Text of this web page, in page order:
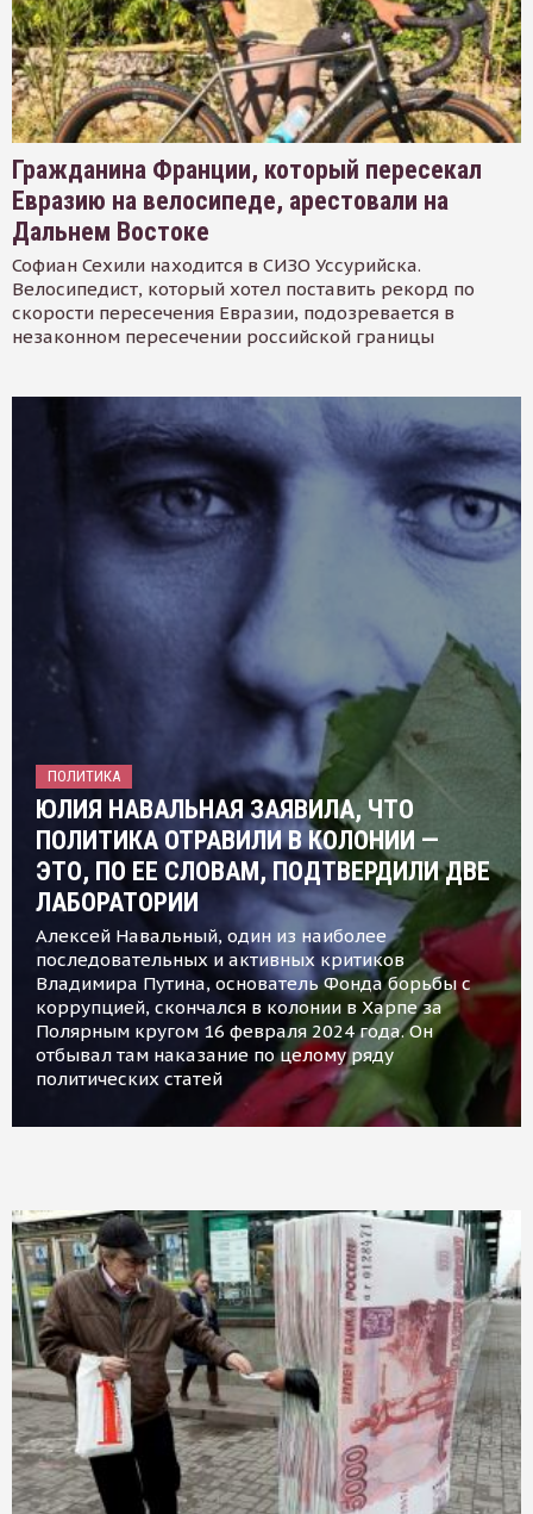
Гражданина Франции, который пересекал
Евразию на велосипеде, арестовали на
Дальнем Востоке
Софиан Сехили находится в СИЗО Уссурийска.
Велосипедист, который хотел поставить рекорд по
скорости пересечения Евразии, подозревается в
незаконном пересечении российской границы
ПОЛИТИКА
ЮЛИЯ НАВАЛЬНАЯ ЗАЯВИЛА, ЧТО
ПОЛИТИКА ОТРАВИЛИ В КОЛОНИИ —
ЭТО, ПО ЕЕ СЛОВАМ, ПОДТВЕРДИЛИ ДВЕ
ЛАБОРАТОРИИ
Алексей Навальный, один из наиболее
последовательных и активных критиков
Владимира Путина, основатель Фонда борьбы с
коррупцией, скончался в колонии в Харпе за
Полярным кругом 16 февраля 2024 года. Он
отбывал там наказание по целому ряду
политических статей